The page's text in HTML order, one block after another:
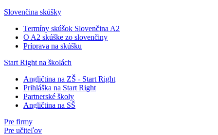
Slovenčina skúšky
Termíny skúšok Slovenčina A2
O A2 skúške zo slovenčiny
Príprava na skúšku
Start Right na školách
Angličtina na ZŠ - Start Right
Prihláška na Start Right
Partnerské školy
Angličtina na SŠ
Pre firmy
Pre učiteľov